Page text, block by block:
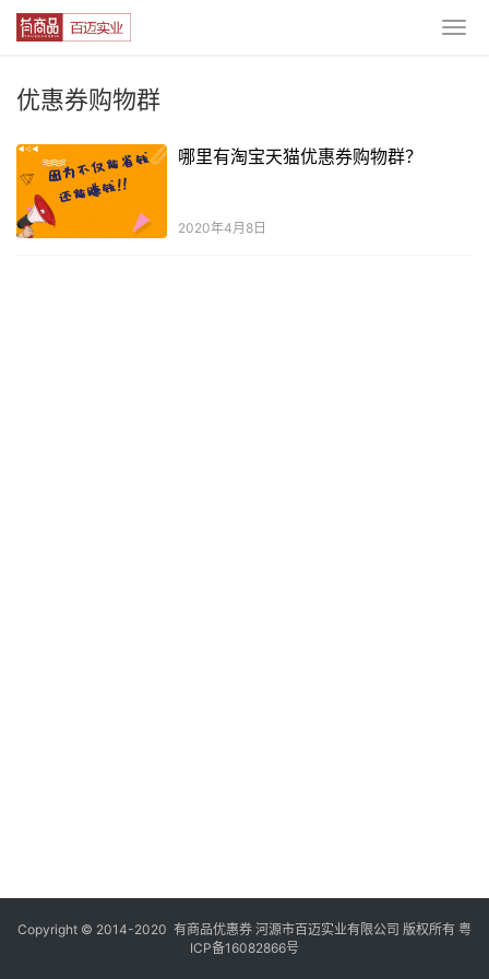
优惠券购物群
哪里有淘宝天猫优惠券购物群？
2020年4月8日
Copyright © 2014-2020 有商品优惠券 河源市百迈实业有限公司 版权所有 粤
ICP备16082866号